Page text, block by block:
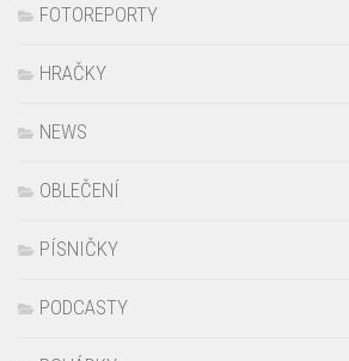
FOTOREPORTY
HRAČKY
NEWS
OBLEČENÍ
PÍSNIČKY
PODCASTY